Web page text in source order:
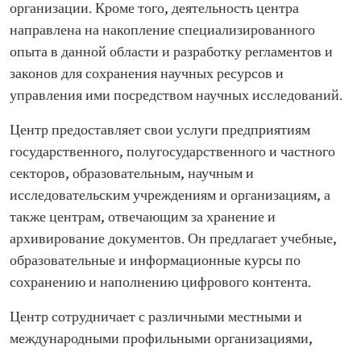
организации. Кроме того, деятельность центра
направлена на накопление специализированного
опыта в данной области и разработку регламентов и
законов для сохранения научных ресурсов и
управления ими посредством научных исследований.
Центр предоставляет свои услуги предприятиям
государственного, полугосударственного и частного
секторов, образовательным, научным и
исследовательским учреждениям и организациям, а
также центрам, отвечающим за хранение и
архивирование документов. Он предлагает учебные,
образовательные и информационные курсы по
сохранению и наполнению цифрового контента.
Центр сотрудничает с различными местными и
международными профильными организациями,